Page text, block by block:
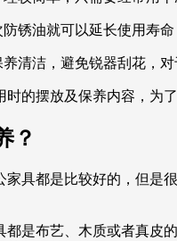
锈油就可以延长使用寿
清洁，避免锐器刮花，
时的摆放及保养内容，为
？
具都是比较好的，但是
都是布艺、木质或者真皮